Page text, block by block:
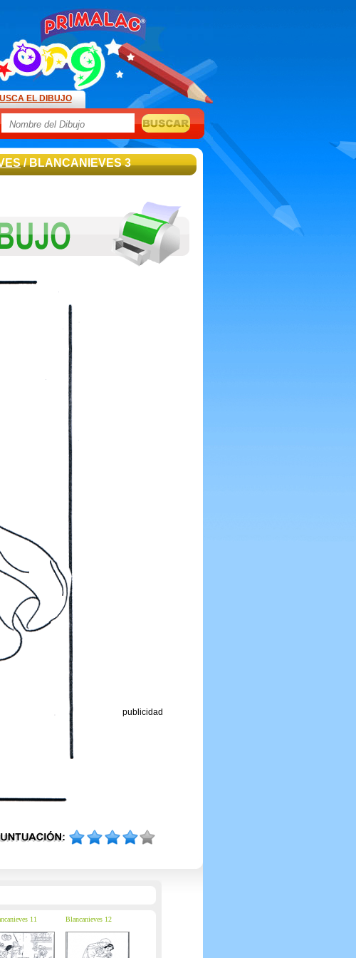
EL DIBUJO
/ BLANCANIEVES 3
publicidad
11 Blancanieves 12